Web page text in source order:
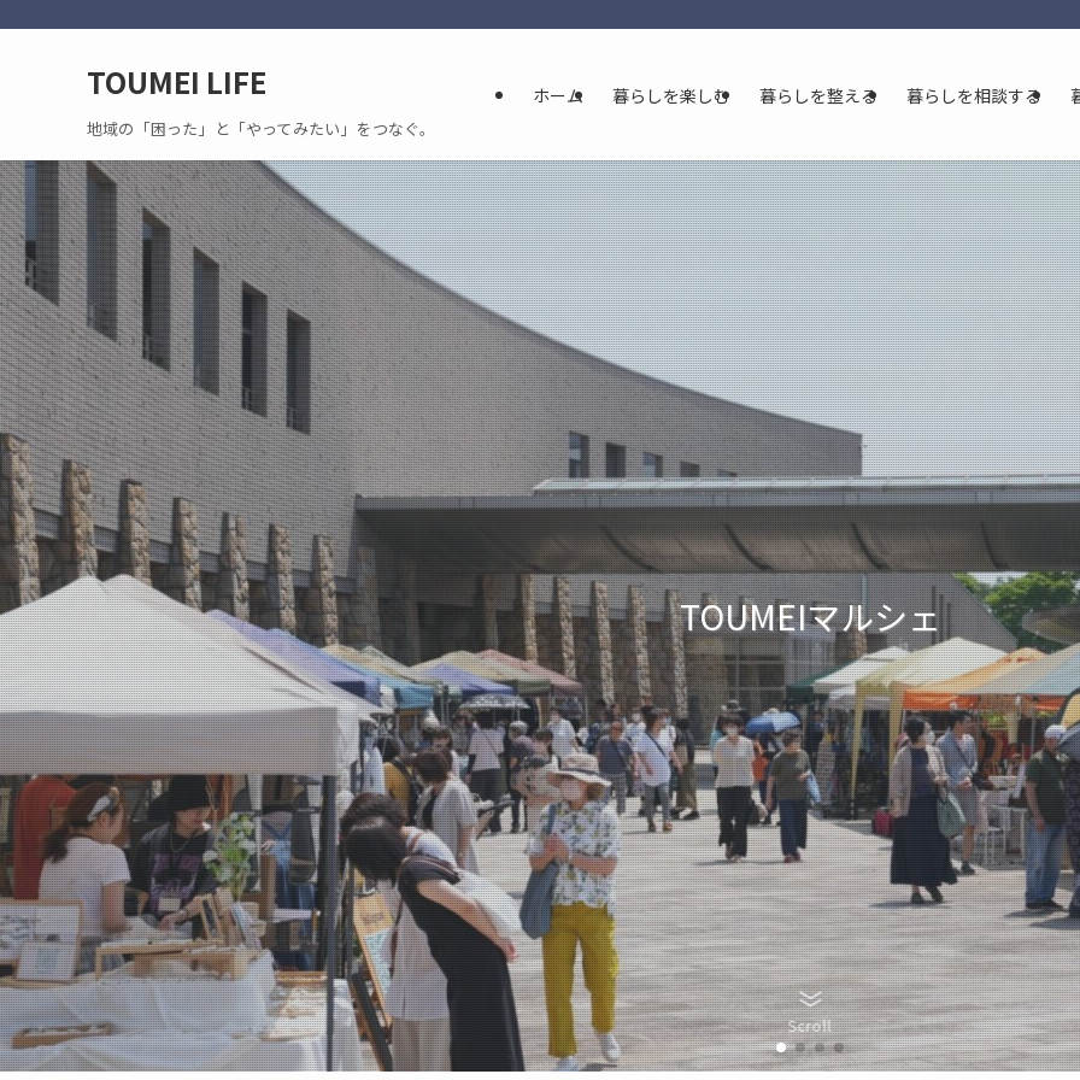
TOUMEI LIFE
地域の「困った」と「やってみたい」をつなぐ。
ホーム 暮らしを楽しむ 暮らしを整える 暮らしを相談する
TOUMEIマル
Scroll